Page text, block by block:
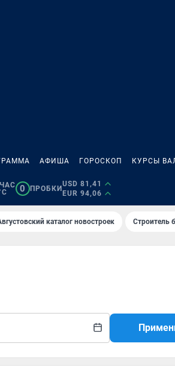
АФИША ГОРОСКОП КУРСЫ
0 ПРОБКИ
USD 81,41
EUR 94,06
каталог новостроек Строитель